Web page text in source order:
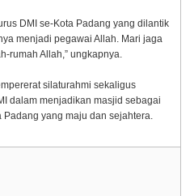
DMI se-Kota Padang yang dilantik
menjadi pegawai Allah. Mari jaga
rumah Allah,” ungkapnya.
silaturahmi sekaligus
dalam menjadikan masjid sebagai
yang maju dan sejahtera.